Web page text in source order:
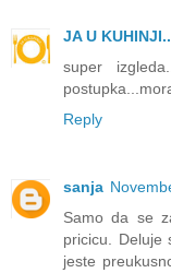
JA U
super
Reply
sanja
Samo da se
pricicu. Deluje
jeste